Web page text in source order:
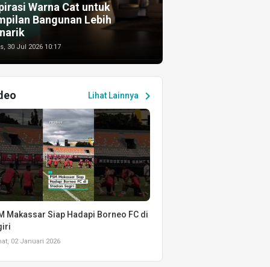
Warna Cat untuk
Bangunan Lebih
30 Jul 2026 10:17
Lihat Lainnya chevron_right
Makassar Siap Hadapi Borneo FC di
02 Januari 2026